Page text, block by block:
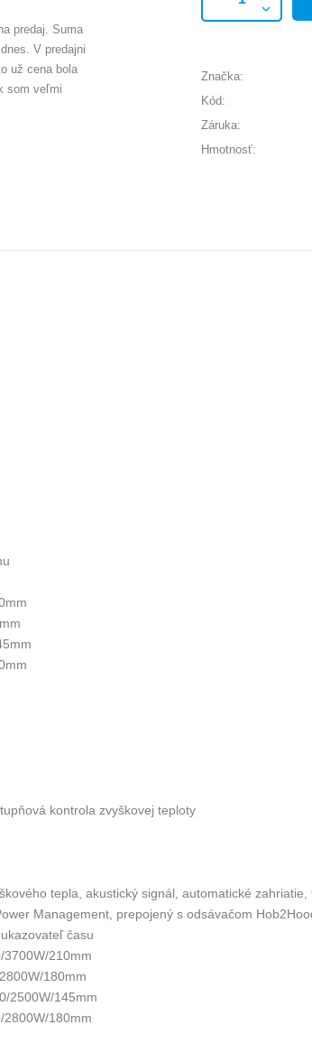
predaj. Suma
V predajni
už cena bola
som veľmi
Značka:
Kód:
Záruka:
Hmotnosť:
kontrola zvyškovej teploty
tepla, akustický signál, automatické
Management, prepojený s odsávačom
času
210mm
180mm
2500W/145mm
180mm